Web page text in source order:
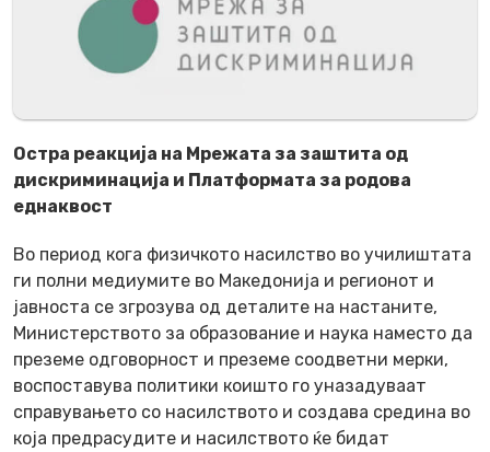
Остра реакција на Мрежата за заштита од
дискриминација и Платформата за родова
еднаквост
Во период кога физичкото насилство во училиштата
ги полни медиумите во Македонија и регионот и
јавноста се згрозува од деталите на настаните,
Министерството за образование и наука наместо да
преземе одговорност и преземе соодветни мерки,
воспоставува политики коишто го уназадуваат
справувањето со насилството и создава средина во
која предрасудите и насилството ќе бидат